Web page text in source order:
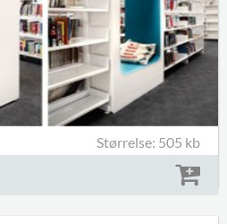
Størrelse: 505 kb